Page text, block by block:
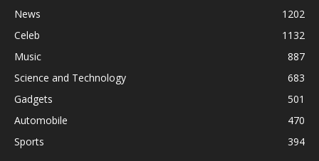
News
1202
Celeb
1132
Music
887
Science and Technology
683
Gadgets
501
Automobile
470
Sports
394